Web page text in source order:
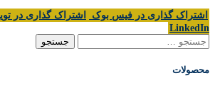
اشتراک گذاری در فیس بوک اشتراک گذاری در
LinkedIn
جستجو
محصولات